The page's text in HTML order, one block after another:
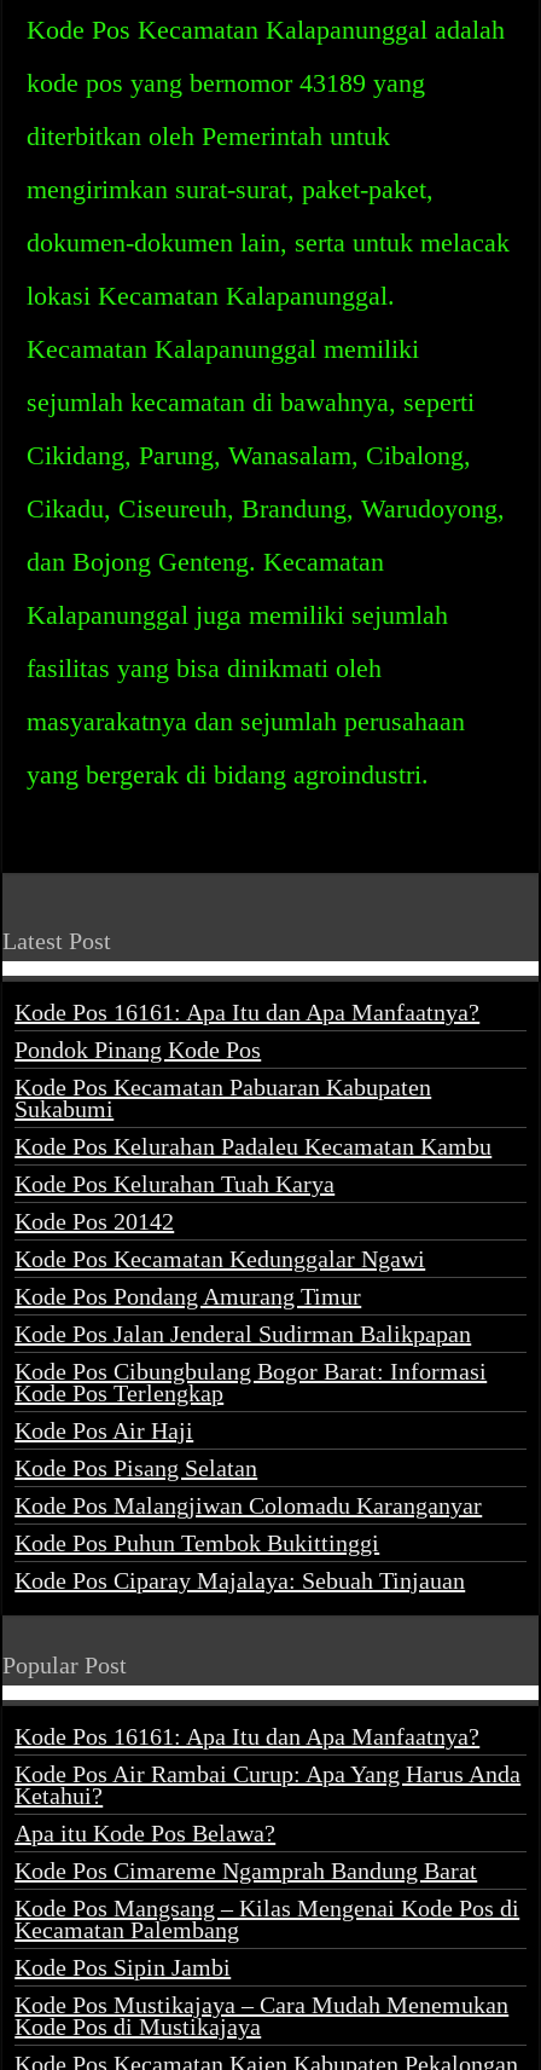
Kode Pos Kecamatan Kalapanunggal adalah
kode pos yang bernomor 43189 yang
diterbitkan oleh Pemerintah untuk
mengirimkan surat-surat, paket-paket,
dokumen-dokumen lain, serta untuk melacak
lokasi Kecamatan Kalapanunggal.
Kecamatan Kalapanunggal memiliki
sejumlah kecamatan di bawahnya, seperti
Cikidang, Parung, Wanasalam, Cibalong,
Cikadu, Ciseureuh, Brandung, Warudoyong,
dan Bojong Genteng. Kecamatan
Kalapanunggal juga memiliki sejumlah
fasilitas yang bisa dinikmati oleh
masyarakatnya dan sejumlah perusahaan
yang bergerak di bidang agroindustri.
Latest Post
Kode Pos 16161: Apa Itu dan Apa Manfaatnya?
Pondok Pinang Kode Pos
Kode Pos Kecamatan Pabuaran Kabupaten
Sukabumi
Kode Pos Kelurahan Padaleu Kecamatan Kambu
Kode Pos Kelurahan Tuah Karya
Kode Pos 20142
Kode Pos Kecamatan Kedunggalar Ngawi
Kode Pos Pondang Amurang Timur
Kode Pos Jalan Jenderal Sudirman Balikpapan
Kode Pos Cibungbulang Bogor Barat: Informasi
Kode Pos Terlengkap
Kode Pos Air Haji
Kode Pos Pisang Selatan
Kode Pos Malangjiwan Colomadu Karanganyar
Kode Pos Puhun Tembok Bukittinggi
Kode Pos Ciparay Majalaya: Sebuah Tinjauan
Popular Post
Kode Pos 16161: Apa Itu dan Apa Manfaatnya?
Kode Pos Air Rambai Curup: Apa Yang Harus Anda
Ketahui?
Apa itu Kode Pos Belawa?
Kode Pos Cimareme Ngamprah Bandung Barat
Kode Pos Mangsang – Kilas Mengenai Kode Pos di
Kecamatan Palembang
Kode Pos Sipin Jambi
Kode Pos Mustikajaya – Cara Mudah Menemukan
Kode Pos di Mustikajaya
Kode Pos Kecamatan Kajen Kabupaten Pekalongan